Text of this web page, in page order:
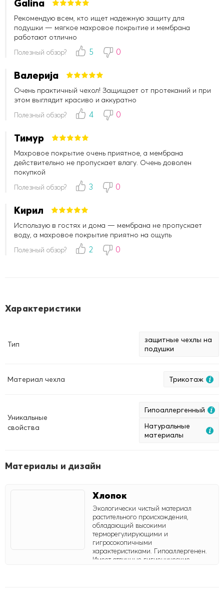
Galina
Рекомендую всем, кто ищет надежную защиту для
подушки — мягкое махровое покрытие и мембрана
работают отлично
Полезный обзор? 5 0
Валерија
Очень практичный чехол! Защищает от протеканий и при
этом выглядит красиво и аккуратно
Полезный обзор? 4 0
Тимур
Махровое покрытие очень приятное, а мембрана
действительно не пропускает влагу. Очень доволен
покупкой
Полезный обзор? 3 0
Кирил
Использую в гостях и дома — мембрана не пропускает
воду, а махровое покрытие приятно на ощупь
Полезный обзор? 2 0
Характеристики
Тип
защитные чехлы на
подушки
Материал чехла Трикотаж
Уникальные
свойства
Гипоаллергенный
Натуральные
материалы
Материалы и дизайн
Хлопок
Экологически чистый материал
растительного происхождения,
обладающий высокими
терморегулирующими и
гигросокопичными
характеристиками. Гипоаллергенен.
Имеет отличные гигиенические